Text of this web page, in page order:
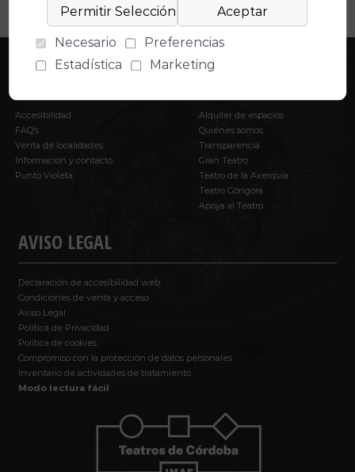
INFORMACIÓN
Accesibilidad
FAQ’s
Venta de localidades
Información y contacto
Punto Violeta
AVISO LEGAL
Declaración de accesibilidad web
Condiciones de venta y acceso
Aviso Legal
Política de Privacidad
Política de cookies
Compromiso con la protección de datos personales
Inventario de actividades de tratamiento
Modo lectura fácil
EL IMAE
Alquiler de espacios
Quiénes somos
Transparencia
Gran Teatro
Teatro de la Axerquía
Teatro Góngora
Apoya al Teatro
Necesario
Preferencias
Estadística
Marketing